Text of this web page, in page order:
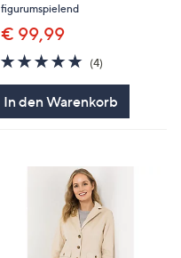
figurumspielend
€ 99,99
4.8
von
(4)
In den Warenkorb